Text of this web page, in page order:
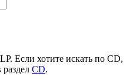
Если хотите искать по CD,
CD.